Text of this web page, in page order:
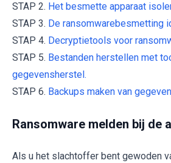
STAP 2. Het besmette apparaat
STAP 3. De ransomwarebesmetting
STAP 4. Decryptietools voor
STAP 5. Bestanden herstellen met
gegevensherstel.
STAP 6. Backups maken van
Ransomware melden bij de
Als u het slachtoffer bent gewoden